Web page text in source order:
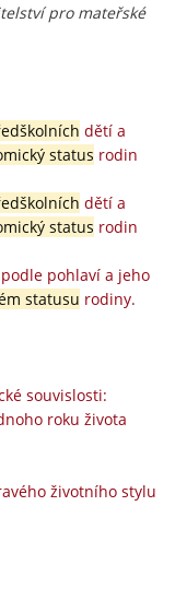
pro mateřské
dětí a
status rodin
dětí a
status rodin
pohlaví a jeho
statusu rodiny.
souvislosti:
roku života
životního stylu